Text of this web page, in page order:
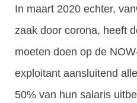
In maart 2020 echter,
zaak door corona, heeft
moeten doen op de
exploitant aansluitend
50% van hun salaris